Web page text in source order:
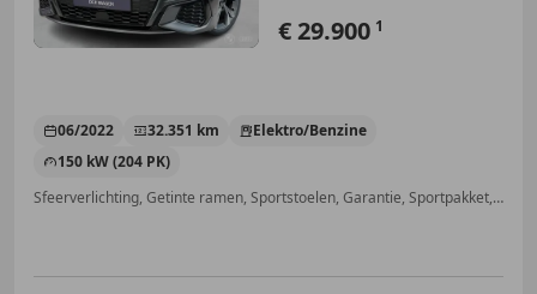
€ 29.900 1
06/2022 32.351 km
Elektro/Benzine
150 kW (204 PK)
Sfeerverlichting, Getinte ramen, Sportstoelen, Garantie, Sportpakket, Stoelverwarming, Adaptieve Cruise Control, Trekhaak